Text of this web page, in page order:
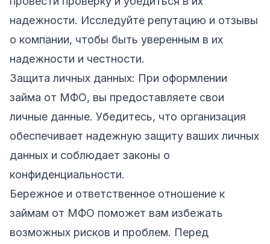
надежности. Исследуйте репутацию и отзывы
о компании, чтобы быть уверенным в их
надежности и честности.
Защита личных данных: При оформлении
займа от МФО, вы предоставляете свои
личные данные. Убедитесь, что организация
обеспечивает надежную защиту ваших личных
данных и соблюдает законы о
конфиденциальности.
Бережное и ответственное отношение к
займам от МФО поможет вам избежать
возможных рисков и проблем. Перед